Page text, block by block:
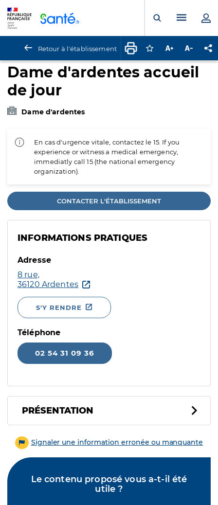
Ouvrir laMenu
Retour à l'établissement Connectez-vous
Augmenter la
Dame d'ardentes accueil
de jour
Dame d'ardentes
En cas d'urgence vitale, contactez le 15. If you
experience or witness a medical emergency,
immediatly call 15 (the national emergency
organization).
CONTACTER L'ÉTABLISSEMENT
INFORMATIONS PRATIQUES
Adresse
8 rue,
36120 Ardentes
S'Y RENDRE
Téléphone
02 54 31 09 36
PRÉSENTATION
Signaler une information erronée ou manquante
Le contenu proposé vous a-t-il été
utile ?